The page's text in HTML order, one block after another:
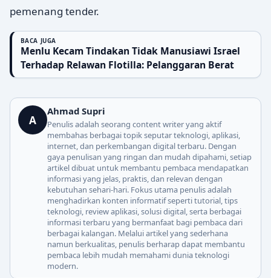
pemenang tender.
BACA JUGA
Menlu Kecam Tindakan Tidak Manusiawi Israel
Terhadap Relawan Flotilla: Pelanggaran Berat
A
Ahmad Supri
Penulis adalah seorang content writer yang aktif
membahas berbagai topik seputar teknologi, aplikasi,
internet, dan perkembangan digital terbaru. Dengan
gaya penulisan yang ringan dan mudah dipahami, setiap
artikel dibuat untuk membantu pembaca mendapatkan
informasi yang jelas, praktis, dan relevan dengan
kebutuhan sehari-hari. Fokus utama penulis adalah
menghadirkan konten informatif seperti tutorial, tips
teknologi, review aplikasi, solusi digital, serta berbagai
informasi terbaru yang bermanfaat bagi pembaca dari
berbagai kalangan. Melalui artikel yang sederhana
namun berkualitas, penulis berharap dapat membantu
pembaca lebih mudah memahami dunia teknologi
modern.